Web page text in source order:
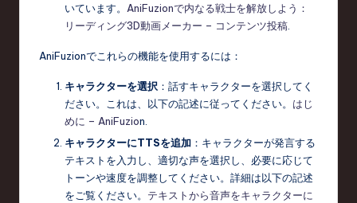
いています。 AniFuzionで内なる戦士を解放しよう：
リーディング3D動画メーカー – コンテンツ投稿.
AniFuzionでこれらの機能を使用するには：
キャラクターを選択 ：話すキャラクターを選択してく
ださい。これは、以下の記述に従ってください。 はじ
めに – AniFuzion.
キャラクターにTTSを追加 ：キャラクターが発言する
テキストを入力し、適切な声を選択し、必要に応じて
トーンや速度を調整してください。詳細は以下の記述
をご覧ください。 テキストから音声をキャラクターに